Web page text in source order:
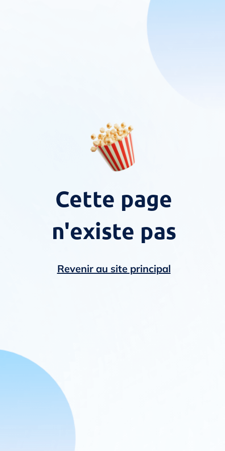
Cette page
n'existe pas
Revenir au site principal